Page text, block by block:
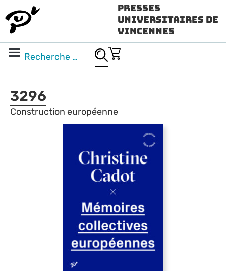
Presses
Universitaires de
Vincennes
3296
Construction européenne